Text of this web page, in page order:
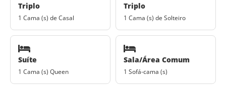
Triplo
1 Cama (s) de Casal
Triplo
1 Cama (s) de Solteiro
Suíte
1 Cama (s) Queen
Sala/Área Comum
1 Sofá-cama (s)